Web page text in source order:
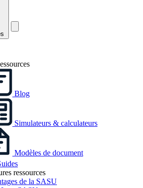
Blog
Simulateurs & calculateurs
Modèles de document
ressources
de la SASU